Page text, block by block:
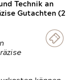
Technik an
Gutachten (2